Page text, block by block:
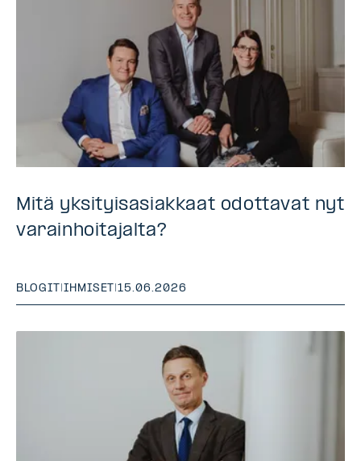
Mitä yksityisasiakkaat odottavat nyt
varainhoitajalta?
BLOGIT IHMISET |15.06.2026